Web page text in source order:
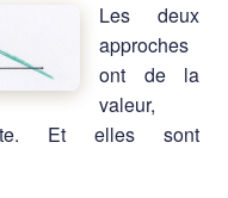
Les deux
approches
ont de la
valeur,
Et elles sont